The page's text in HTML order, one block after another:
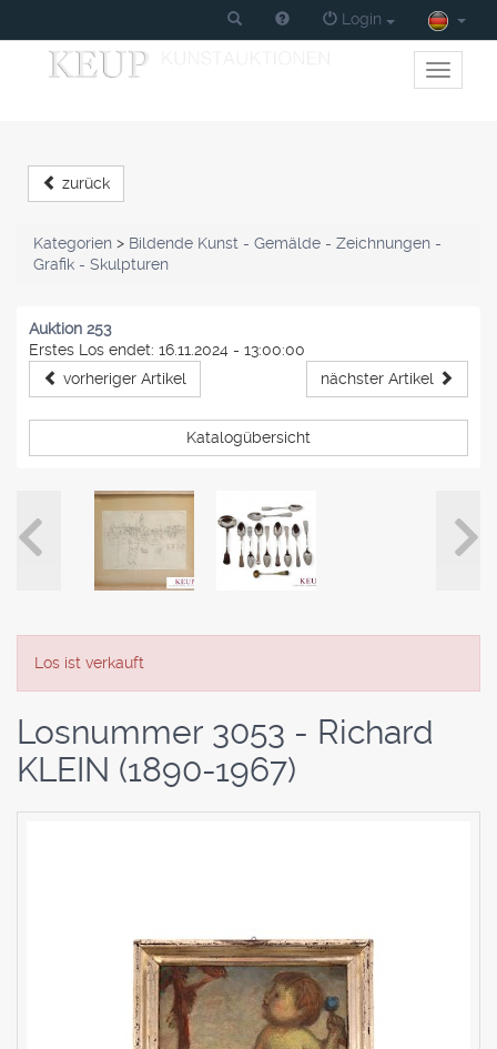
Login
Toggle
primary
zurück
Kategorien > Bildende Kunst - Gemälde - Zeichnungen -
Grafik - Skulpturen
Auktion 253
Erstes Los endet: 16.11.2024 - 13:00:00
vorheriger Artikel
nächster Artikel
Katalogübersicht
Los ist verkauft
Losnummer 3053 - Richard
KLEIN (1890-1967)